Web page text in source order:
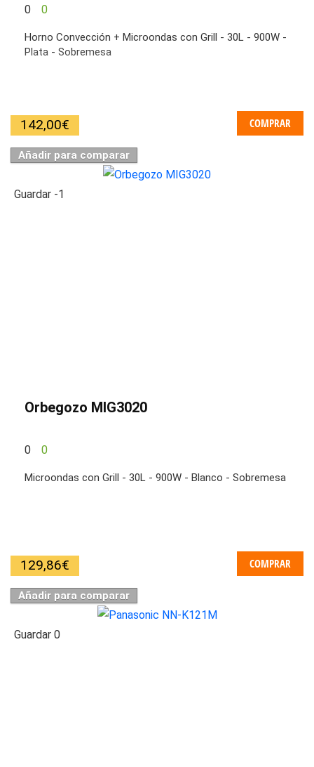
0 0
Horno Convección + Microondas con Grill - 30L - 900W -
Plata - Sobremesa
142,00€ COMPRAR
Añadir para comparar
Guardar -1
Orbegozo MIG3020
0 0
Microondas con Grill - 30L - 900W - Blanco - Sobremesa
129,86€ COMPRAR
Añadir para comparar
Guardar 0